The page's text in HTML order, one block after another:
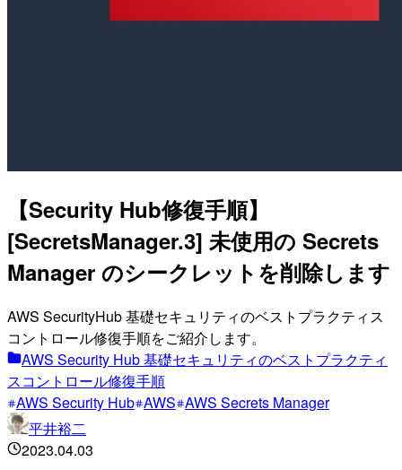
【Security Hub修復手順】
[SecretsManager.3] 未使用の Secrets
Manager のシークレットを削除します
AWS SecurityHub 基礎セキュリティのベストプラクティス
コントロール修復手順をご紹介します。
AWS Security Hub 基礎セキュリティのベストプラクティ
スコントロール修復手順
AWS Security Hub AWS AWS Secrets Manager
平井裕二
2023.04.03